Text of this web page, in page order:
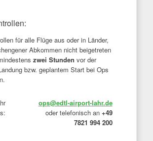
für alle Flüge aus oder in Länder,
Abkommen nicht beigetreten
zwei Stunden vor der
bzw. geplantem Start bei Ops
ops@edtl-airport-lahr.de
oder telefonisch an+49
7821 994 200